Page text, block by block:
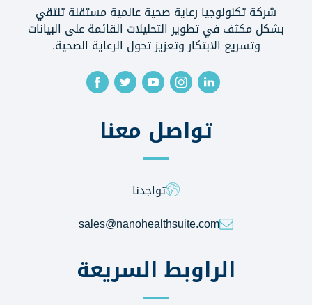
شركة تكنولوجيا رعاية صحية عالمية مستقلة تلتقي
بشكل مكثف في تطوير التحليلات القائمة على البيانات
وتسريع الابتكار وتعزيز تحول الرعاية الصحية.
تواصل معنا
تواجدنا
sales@nanohealthsuite.com
الراوبط السريعة